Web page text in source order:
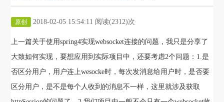
原创 2018-02-05 15:54:11 阅读(2312)次
上一篇关于使用spring4实现websocket连接的问题，我只是分享了
大致如何实现，要想应用到实际项目中，还要考虑2个问题：1.是
否区分用户，用户连上wesocke时，每次发消息给用户时，是否要
区分用户，是不是每个人收到的消息不一样，这里就涉及获取